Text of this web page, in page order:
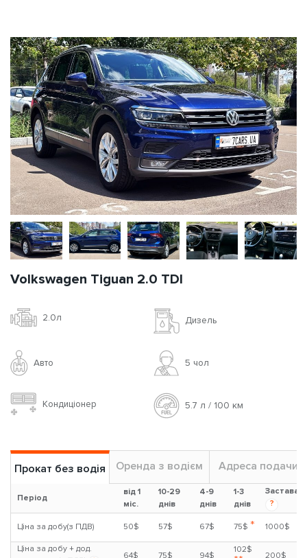
Volkswagen Tiguan 2.0 TDI
2.0л Дизель
Авто 5 чoл
Кондиціонер 5.7 л / 100 км
Прокат без водія Оренда з водієм Адреса подачи
Період
від 1
міс.
10-29
днів
4-9
днів
1-3
днів
Застава
?
Ціна за добу(з ПДВ) 50$ 57$ 67$ 75$ * 1000$
Ціна за добу + дод.
64$ 75$ 94$
102$
200$